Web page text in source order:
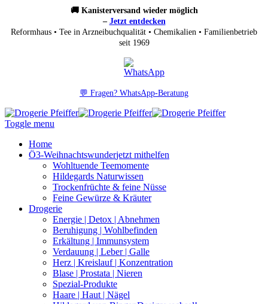
🚚 Kanisterversand wieder möglich
– Jetzt entdecken
Reformhaus • Tee in Arzneibuchqualität • Chemikalien • Familienbetrieb
seit 1969
💬 Fragen? WhatsApp-Beratung
Toggle menu
Home
Ö3-Weihnachtswunderjetzt mithelfen
Wohltuende Teemomente
Hildegards Naturwissen
Trockenfrüchte & feine Nüsse
Feine Gewürze & Kräuter
Drogerie
Energie | Detox | Abnehmen
Beruhigung | Wohlbefinden
Erkältung | Immunsystem
Verdauung | Leber | Galle
Herz | Kreislauf | Konzentration
Blase | Prostata | Nieren
Spezial-Produkte
Haare | Haut | Nägel